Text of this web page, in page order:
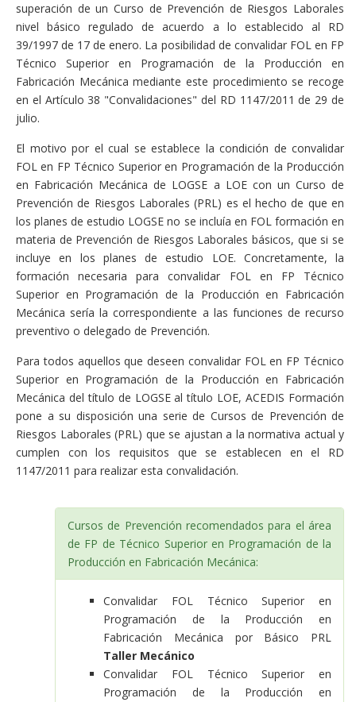
superación de un Curso de Prevención de Riesgos Laborales
nivel básico regulado de acuerdo a lo establecido al RD
39/1997 de 17 de enero. La posibilidad de convalidar FOL en FP
Técnico Superior en Programación de la Producción en
Fabricación Mecánica mediante este procedimiento se recoge
en el Artículo 38 "Convalidaciones" del RD 1147/2011 de 29 de
julio.
El motivo por el cual se establece la condición de convalidar
FOL en FP Técnico Superior en Programación de la Producción
en Fabricación Mecánica de LOGSE a LOE con un Curso de
Prevención de Riesgos Laborales (PRL) es el hecho de que en
los planes de estudio LOGSE no se incluía en FOL formación en
materia de Prevención de Riesgos Laborales básicos, que si se
incluye en los planes de estudio LOE. Concretamente, la
formación necesaria para convalidar FOL en FP Técnico
Superior en Programación de la Producción en Fabricación
Mecánica sería la correspondiente a las funciones de recurso
preventivo o delegado de Prevención.
Para todos aquellos que deseen convalidar FOL en FP Técnico
Superior en Programación de la Producción en Fabricación
Mecánica del título de LOGSE al título LOE, ACEDIS Formación
pone a su disposición una serie de Cursos de Prevención de
Riesgos Laborales (PRL) que se ajustan a la normativa actual y
cumplen con los requisitos que se establecen en el RD
1147/2011 para realizar esta convalidación.
Cursos de Prevención recomendados para el área
de FP de Técnico Superior en Programación de la
Producción en Fabricación Mecánica:
Convalidar FOL Técnico Superior en
Programación de la Producción en
Fabricación Mecánica por Básico PRL
Taller Mecánico
Convalidar FOL Técnico Superior en
Programación de la Producción en